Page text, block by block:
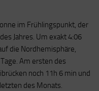
im Frühlingspunkt, der
Jahres. Um exakt 4:06
die Nordhemisphäre,
Am ersten des
noch 11h 6 min und
des Monats.